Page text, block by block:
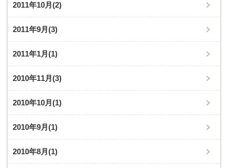
2011年10月(2)
2011年9月(3)
2011年1月(1)
2010年11月(3)
2010年10月(1)
2010年9月(1)
2010年8月(1)